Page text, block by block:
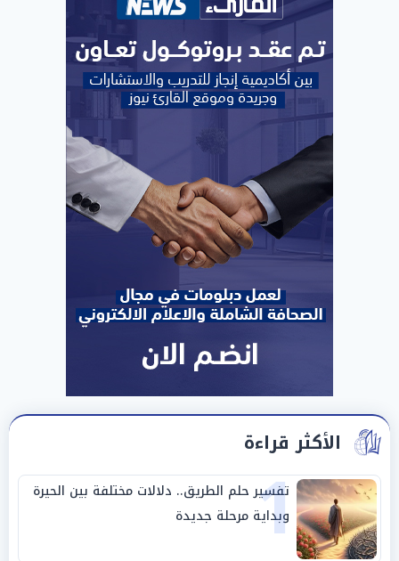
الأكثر قراءة
1
تفسير حلم الطريق.. دلالات مختلفة بين الحيرة
وبداية مرحلة جديدة